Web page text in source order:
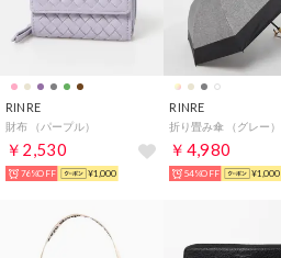
RINRE
財布 （パープル）
￥2,530
76%OFF ¥1,000
RINRE
折り畳み傘 （グレー）
￥4,980
54%OFF ¥1,000